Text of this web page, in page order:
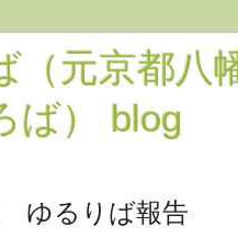
（元京都八
ば） blog
ゆるりば報告